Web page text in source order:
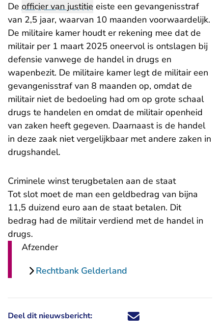
De officier van justitie eiste een gevangenisstraf
van 2,5 jaar, waarvan 10 maanden voorwaardelijk.
De militaire kamer houdt er rekening mee dat de
militair per 1 maart 2025 oneervol is ontslagen bij
defensie vanwege de handel in drugs en
wapenbezit. De militaire kamer legt de militair een
gevangenisstraf van 8 maanden op, omdat de
militair niet de bedoeling had om op grote schaal
drugs te handelen en omdat de militair openheid
van zaken heeft gegeven. Daarnaast is de handel
in deze zaak niet vergelijkbaar met andere zaken in
drugshandel.
Criminele winst terugbetalen aan de staat
Tot slot moet de man een geldbedrag van bijna
11,5 duizend euro aan de staat betalen. Dit
bedrag had de militair verdiend met de handel in
drugs.
Afzender
Rechtbank Gelderland
Deel dit nieuwsbericht: Deel dit nieuwsbericht via X -
Deel dit nieuwsbericht via
Deel dit nieuwsbericht
Deel dit